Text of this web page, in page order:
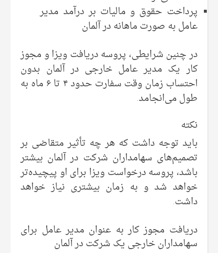
پرداخت حقوق و مالیات بر درآمد مدیر
عامل به صورت ماهانه در آلمان
در چنین شرایطی، پروسه دریافت ویزا و مجوز
کار یک مدیر عامل خارجی در آلمان بدون
احتساب زمان وقت سفارت حدود ۴ تا ۶ ماه به
طول می‌انجامد.
نکته
باید توجه داشت که هر چه تأثیر متقاضی بر
تصمیم‌های سهامداران شرکت در آلمان بیشتر
باشد، پروسه درخواست ویزا برای او پیچیده‌تر
خواهد شد و به زمان بیشتری نیاز خواهد
داشت.
دریافت مجوز کار به عنوان مدیر عامل برای
سهامداران خارجی یک شرکت در آلمان